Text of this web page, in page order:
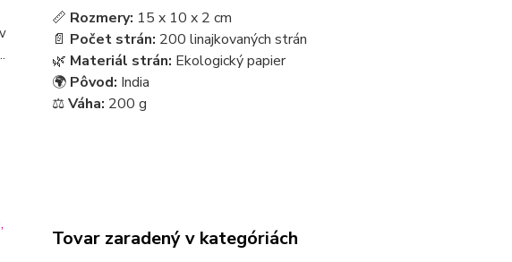
📏 Rozmery: 15 x 10 x 2 cm
📄 Počet strán: 200 linajkovaných strán
🌿 Materiál strán: Ekologický papier
🌍 Pôvod: India
⚖️Váha: 200 g
Tovar zaradený v kategóriách